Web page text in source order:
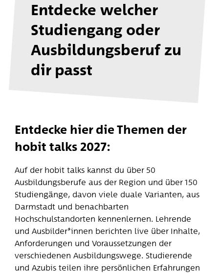
Entdecke welcher
Studien­gang oder
Ausbildungs­beruf zu
dir passt
Entdecke hier die Themen der
hobit talks 2027:
Auf der hobit talks kannst du über 50
Ausbildungsberufe aus der Region und über 150
Studiengänge, davon viele duale Varianten, aus
Darmstadt und benachbarten
Hochschulstandorten kennenlernen. Lehrende
und Ausbilder*innen berichten live über Inhalte,
Anforderungen und Voraussetzungen der
verschiedenen Ausbildungswege. Studierende
und Azubis teilen ihre persönlichen Erfahrungen